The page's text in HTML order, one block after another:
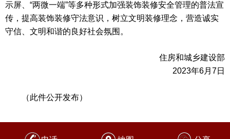
示屏、“两微一端”等多种形式加强装饰装修安全管理的普法宣
传，提高装饰装修守法意识，树立文明装修理念，营造诚实
守信、文明和谐的良好社会氛围。
住房和城乡建设部
2023年6月7日
（此件公开发布）